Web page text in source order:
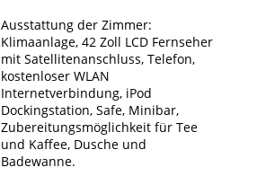
Ausstattung der Zimmer:
Klimaanlage, 42 Zoll LCD Fernseher
mit Satellitenanschluss, Telefon,
kostenloser WLAN
Internetverbindung, iPod
Dockingstation, Safe, Minibar,
Zubereitungsmöglichkeit für Tee
und Kaffee, Dusche und
Badewanne.